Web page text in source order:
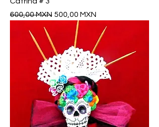
Precio
600,00 MXN Precio de oferta
500,00 MXN